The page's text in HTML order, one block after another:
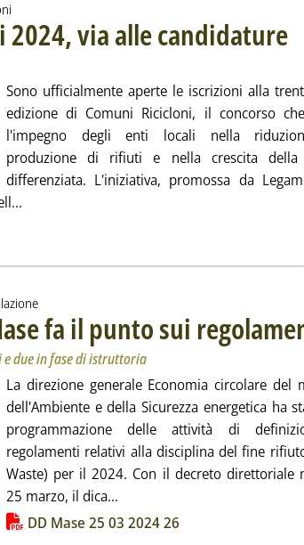
via alle candidature .
Sono ufficialmente aperte le iscrizioni alla
edizione di Comuni Ricicloni, il concorso
l'impegno degli enti locali nella
produzione di rifiuti e nella crescita della
differenziata. L'iniziativa, promossa da
Leggi tutta la notizia: 'Comuni ricicloni
notizia
fa il punto sui
due in fase di istruttoria
La direzione generale Economia circolare del
dell'Ambiente e della Sicurezza energetica ha
programmazione delle attività di
regolamenti relativi alla disciplina del fine
Waste) per il 2024. Con il decreto direttoriale
25 marzo, il dica... Leggi tutta la notizia: 'Fine
notizia
DD Mase 25 03 2024 26